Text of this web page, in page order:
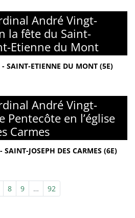
André Vingt-
la fête du Saint-
Etienne du Mont
SAINT-ETIENNE DU MONT (5E)
André Vingt-
Pentecôte en l’église
Carmes
JOSEPH DES CARMES (6E)
8 9 … 92